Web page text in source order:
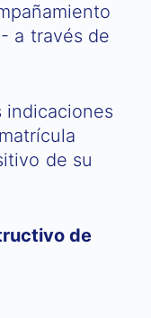
a través de
indicaciones
de su
de